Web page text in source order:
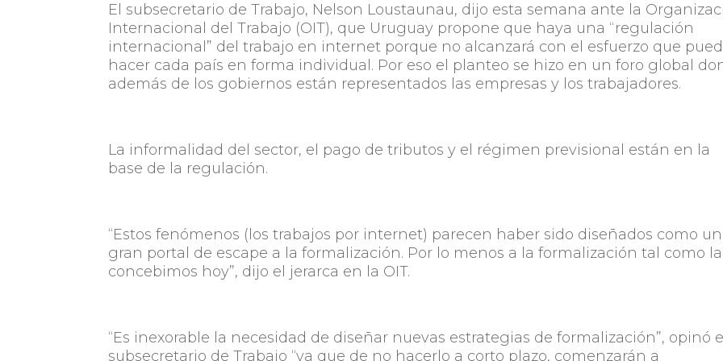
El subsecretario de Trabajo, Nelson Loustaunau, dijo esta semana ante la
Internacional del Trabajo (OIT), que Uruguay propone que haya una “regulación
internacional” del trabajo en internet porque no alcanzará con el esfuerzo que
hacer cada país en forma individual. Por eso el planteo se hizo en un foro global
además de los gobiernos están representados las empresas y los trabajadores.
La informalidad del sector, el pago de tributos y el régimen previsional están en la
base de la regulación.
“Estos fenómenos (los trabajos por internet) parecen haber sido diseñados como un
gran portal de escape a la formalización. Por lo menos a la formalización tal como la
concebimos hoy”, dijo el jerarca en la OIT.
“Es inexorable la necesidad de diseñar nuevas estrategias de formalización”, opinó
subsecretario de Trabajo “ya que de no hacerlo a corto plazo, comenzarán a